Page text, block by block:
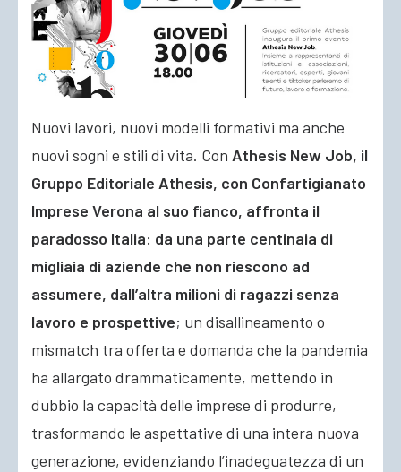
Nuovi lavori, nuovi modelli formativi ma anche
nuovi sogni e stili di vita. Con Athesis New Job, il
Gruppo Editoriale Athesis, con Confartigianato
Imprese Verona al suo fianco, affronta il
paradosso Italia: da una parte centinaia di
migliaia di aziende che non riescono ad
assumere, dall’altra milioni di ragazzi senza
lavoro e prospettive; un disallineamento o
mismatch tra offerta e domanda che la pandemia
ha allargato drammaticamente, mettendo in
dubbio la capacità delle imprese di produrre,
trasformando le aspettative di una intera nuova
generazione, evidenziando l’inadeguatezza di un